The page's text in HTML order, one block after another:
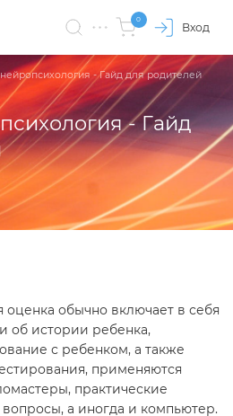
0
Вход
- Гайд
- Гайд для родителей
оценка обычно включает в себя
об истории ребенка,
с ребенком, а также
применяются
практические
а иногда и компьютер.